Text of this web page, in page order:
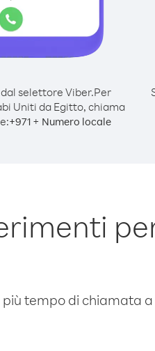
selettore Viber.Per
Uniti da Egitto, chiama
+971+ Numero locale
tempo di chiamata